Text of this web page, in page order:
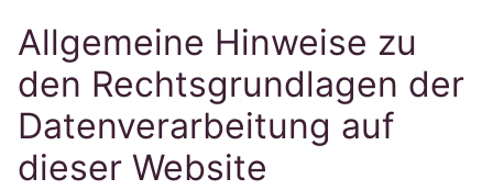
Allgemeine Hinweise zu
den Rechtsgrundlagen der
Datenverarbeitung auf
dieser Website